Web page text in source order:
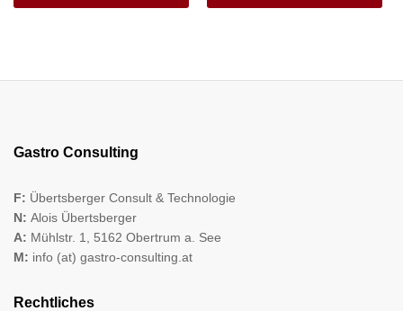
Gastro Consulting
F: Übertsberger Consult & Technologie
N: Alois Übertsberger
A: Mühlstr. 1, 5162 Obertrum a. See
M: info (at) gastro-consulting.at
Rechtliches